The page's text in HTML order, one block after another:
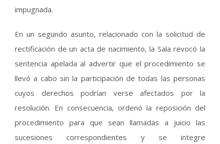
impugnada.
En un segundo asunto, relacionado con la solicitud de
rectificación de un acta de nacimiento, la Sala revocó la
sentencia apelada al advertir que el procedimiento se
llevó a cabo sin la participación de todas las personas
cuyos derechos podrían verse afectados por la
resolución. En consecuencia, ordenó la reposición del
procedimiento para que sean llamadas a juicio las
sucesiones correspondientes y se integre